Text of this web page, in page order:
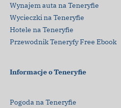
Wynajem auta na Teneryfie
Wycieczki na Teneryfie
Hotele na Teneryfie
Przewodnik Teneryfy Free Ebook
Informacje o Teneryfie
Pogoda na Teneryfie